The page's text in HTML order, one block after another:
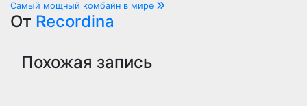
Самый мощный комбайн в мире
От Recordina
Похожая запись